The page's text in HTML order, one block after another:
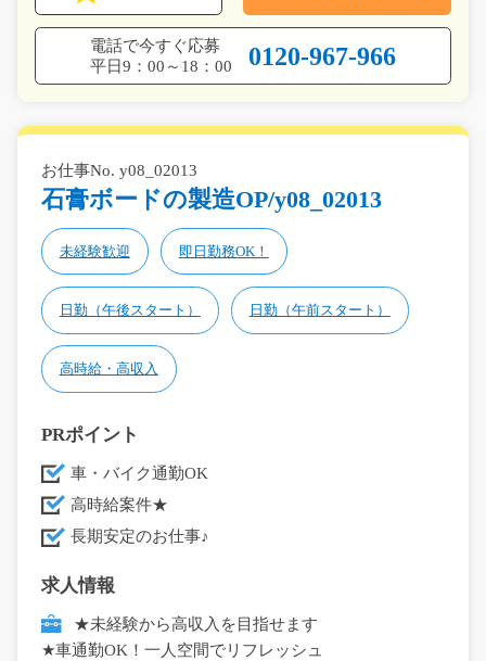
電話で今すぐ応募
平日9：00～18：00
0120-967-966
お仕事No. y08_02013
石膏ボードの製造OP/y08_02013
未経験歓迎 即日勤務OK！
日勤（午後スタート） 日勤（午前スタート）
高時給・高収入
PRポイント
車・バイク通勤OK
高時給案件★
長期安定のお仕事♪
求人情報
★未経験から高収入を目指せます
★車通勤OK！一人空間でリフレッシュ